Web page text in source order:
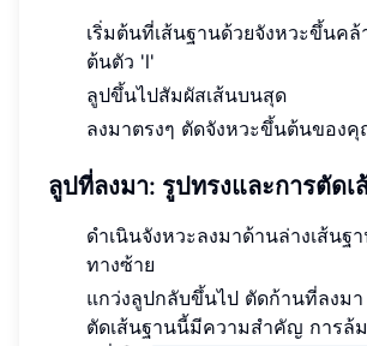
เริ่มต้นที่เส้นฐานด้วยจังหวะขึ้นคล้
ต้นตัว 'l'
ลูปขึ้นไปสัมผัสเส้นบนสุด
ลงมาตรงๆ ตัดจังหวะขึ้นต้นของ
ลูปที่ลงมา: รูปทรงและการตัดเ
ดำเนินจังหวะลงมาด้านล่างเส้นฐ
ทางซ้าย
แกว่งลูปกลับขึ้นไป ตัดก้านที่ลงมา
ตัดเส้นฐานนี้มีความสำคัญ การล้ม